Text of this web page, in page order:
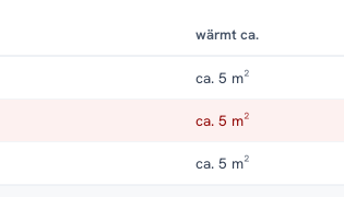
wärmt ca.
ca. 5 m²
ca. 5 m²
ca. 5 m²